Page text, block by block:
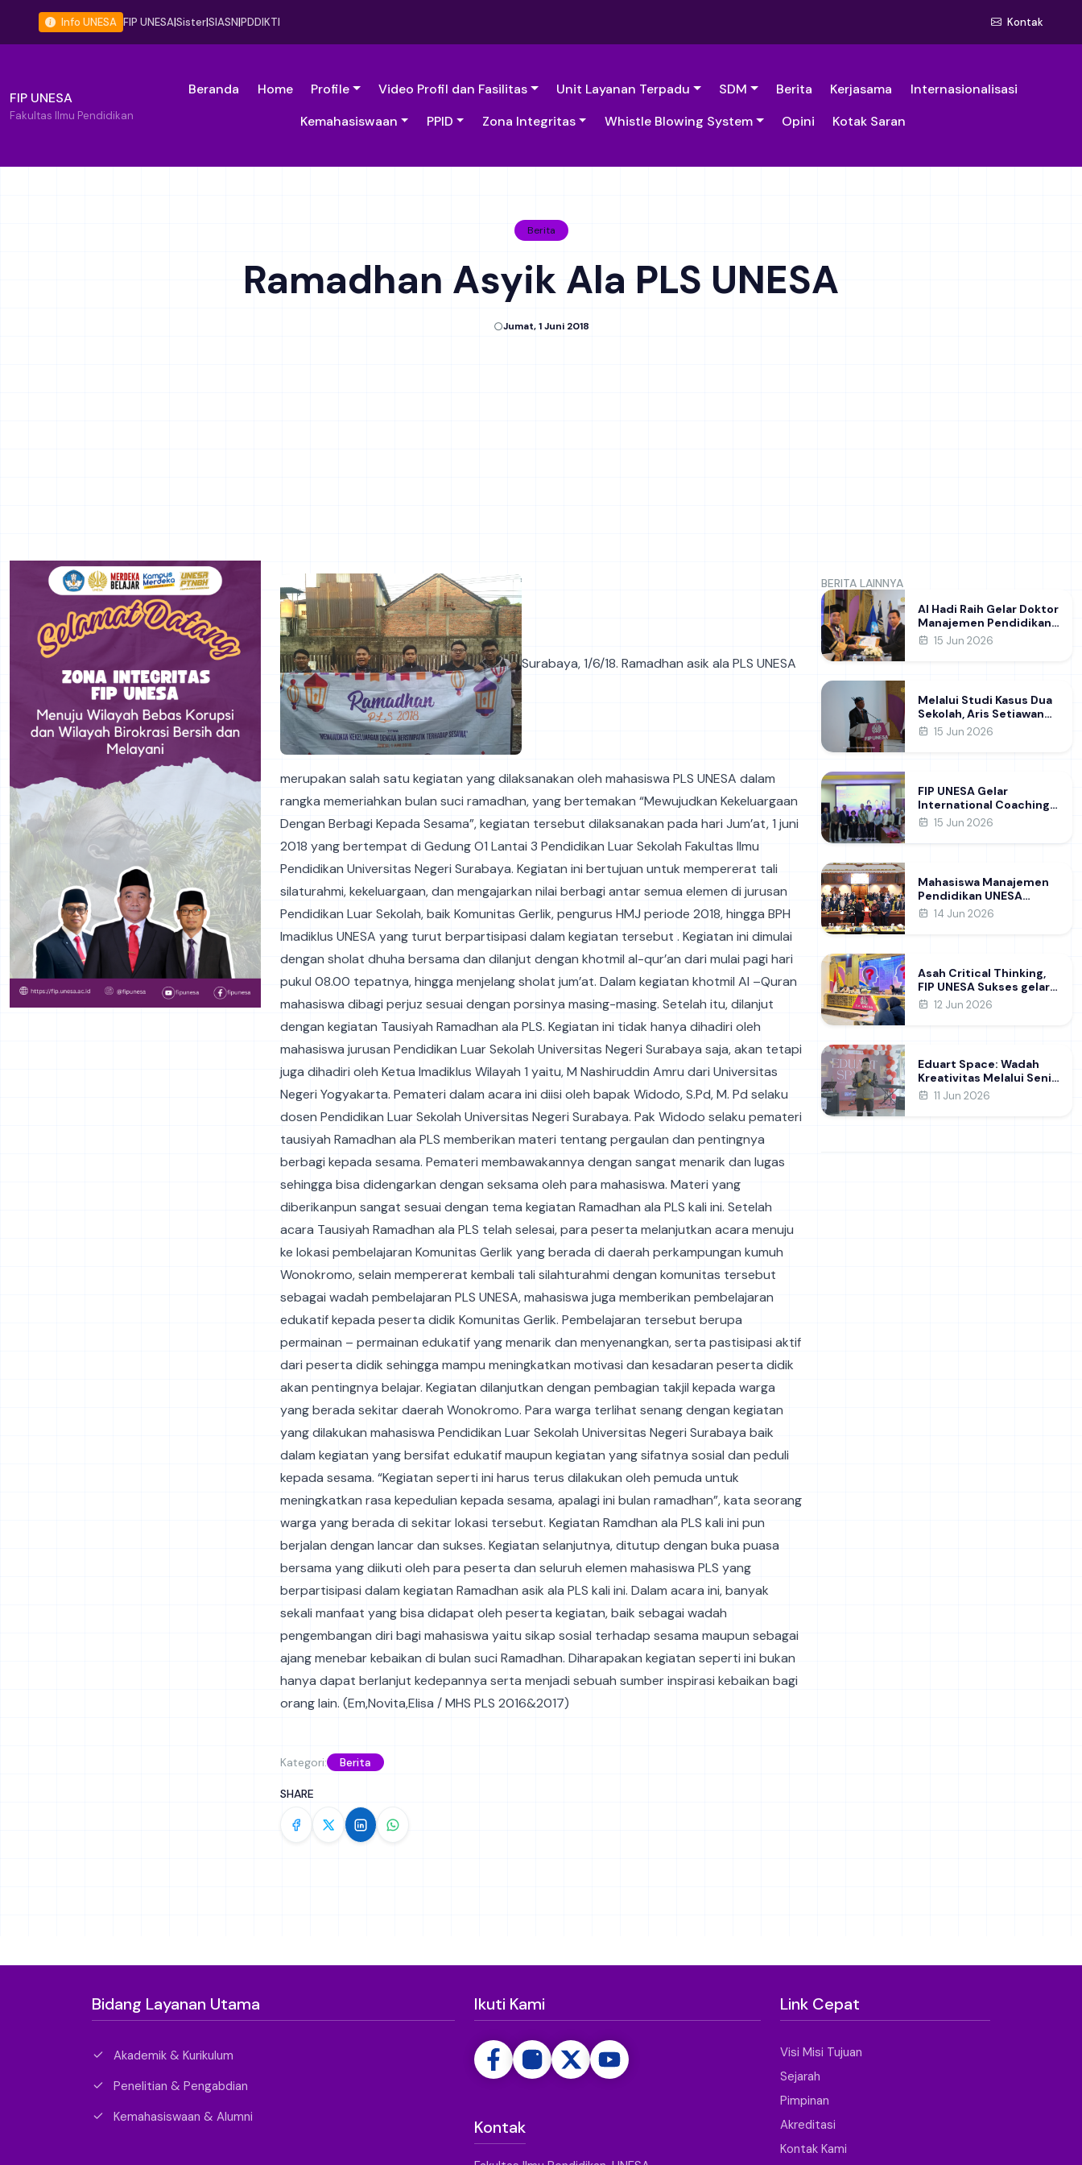
Info UNESA FIP UNESA|Sister|SIASN|PDDIKTI Kontak
FIP UNESA
Fakultas Ilmu Pendidikan
Beranda Home Profile Video Profil dan Fasilitas Unit Layanan Terpadu SDM Berita Kerjasama
Internasionalisasi
Kemahasiswaan
PPID Zona Integritas Whistle Blowing System Opini Kotak Saran
Berita
Ramadhan Asyik Ala PLS UNESA
Jumat, 1 Juni 2018
Surabaya, 1/6/18. Ramadhan asik ala PLS UNESA
merupakan salah satu kegiatan yang dilaksanakan oleh mahasiswa PLS UNESA dalam
rangka memeriahkan bulan suci ramadhan, yang bertemakan “Mewujudkan Kekeluargaan
Dengan Berbagi Kepada Sesama”, kegiatan tersebut dilaksanakan pada hari Jum’at, 1 juni
2018 yang bertempat di Gedung O1 Lantai 3 Pendidikan Luar Sekolah Fakultas Ilmu
Pendidikan Universitas Negeri Surabaya. Kegiatan ini bertujuan untuk mempererat tali
silaturahmi, kekeluargaan, dan mengajarkan nilai berbagi antar semua elemen di jurusan
Pendidikan Luar Sekolah, baik Komunitas Gerlik, pengurus HMJ periode 2018, hingga BPH
Imadiklus UNESA yang turut berpartisipasi dalam kegiatan tersebut . Kegiatan ini dimulai
dengan sholat dhuha bersama dan dilanjut dengan khotmil al-qur’an dari mulai pagi hari
pukul 08.00 tepatnya, hingga menjelang sholat jum’at. Dalam kegiatan khotmil Al –Quran
mahasiswa dibagi perjuz sesuai dengan porsinya masing-masing. Setelah itu, dilanjut
dengan kegiatan Tausiyah Ramadhan ala PLS. Kegiatan ini tidak hanya dihadiri oleh
mahasiswa jurusan Pendidikan Luar Sekolah Universitas Negeri Surabaya saja, akan tetapi
juga dihadiri oleh Ketua Imadiklus Wilayah 1 yaitu, M Nashiruddin Amru dari Universitas
Negeri Yogyakarta. Pemateri dalam acara ini diisi oleh bapak Widodo, S.Pd, M. Pd selaku
dosen Pendidikan Luar Sekolah Universitas Negeri Surabaya. Pak Widodo selaku pemateri
tausiyah Ramadhan ala PLS memberikan materi tentang pergaulan dan pentingnya
berbagi kepada sesama. Pemateri membawakannya dengan sangat menarik dan lugas
sehingga bisa didengarkan dengan seksama oleh para mahasiswa. Materi yang
diberikanpun sangat sesuai dengan tema kegiatan Ramadhan ala PLS kali ini. Setelah
acara Tausiyah Ramadhan ala PLS telah selesai, para peserta melanjutkan acara menuju
ke lokasi pembelajaran Komunitas Gerlik yang berada di daerah perkampungan kumuh
Wonokromo, selain mempererat kembali tali silahturahmi dengan komunitas tersebut
sebagai wadah pembelajaran PLS UNESA, mahasiswa juga memberikan pembelajaran
edukatif kepada peserta didik Komunitas Gerlik. Pembelajaran tersebut berupa
permainan – permainan edukatif yang menarik dan menyenangkan, serta pastisipasi aktif
dari peserta didik sehingga mampu meningkatkan motivasi dan kesadaran peserta didik
akan pentingnya belajar. Kegiatan dilanjutkan dengan pembagian takjil kepada warga
yang berada sekitar daerah Wonokromo. Para warga terlihat senang dengan kegiatan
yang dilakukan mahasiswa Pendidikan Luar Sekolah Universitas Negeri Surabaya baik
dalam kegiatan yang bersifat edukatif maupun kegiatan yang sifatnya sosial dan peduli
kepada sesama. “Kegiatan seperti ini harus terus dilakukan oleh pemuda untuk
meningkatkan rasa kepedulian kepada sesama, apalagi ini bulan ramadhan”, kata seorang
warga yang berada di sekitar lokasi tersebut. Kegiatan Ramdhan ala PLS kali ini pun
berjalan dengan lancar dan sukses. Kegiatan selanjutnya, ditutup dengan buka puasa
bersama yang diikuti oleh para peserta dan seluruh elemen mahasiswa PLS yang
berpartisipasi dalam kegiatan Ramadhan asik ala PLS kali ini. Dalam acara ini, banyak
sekali manfaat yang bisa didapat oleh peserta kegiatan, baik sebagai wadah
pengembangan diri bagi mahasiswa yaitu sikap sosial terhadap sesama maupun sebagai
ajang menebar kebaikan di bulan suci Ramadhan. Diharapakan kegiatan seperti ini bukan
hanya dapat berlanjut kedepannya serta menjadi sebuah sumber inspirasi kebaikan bagi
orang lain. (Em,Novita,Elisa / MHS PLS 2016&2017)
Kategori: Berita
SHARE
BERITA LAINNYA
Al Hadi Raih Gelar Doktor
Manajemen Pendidikan
FIP UNESA melalui Riset
Guru
15 Jun 2026
Melalui Studi Kasus Dua
Sekolah, Aris Setiawan
Raih Gelar Doktor di FIP
Manajemen
15 Jun 2026
FIP UNESA Gelar
International Coaching
Clinic Bersama Pakar
Thailand, Kupas Strategi
SDG 4
15 Jun 2026
Mahasiswa Manajemen
Pendidikan UNESA
Kunjungi DPRD Jatim,
Kebijakan Pendidikan
14 Jun 2026
Asah Critical Thinking,
FIP UNESA Sukses gelar
NUDC dan KDMI 2026
12 Jun 2026
Eduart Space: Wadah
Kreativitas Melalui Seni
dan Prakarya
11 Jun 2026
Bidang Layanan Utama
Akademik & Kurikulum
Penelitian & Pengabdian
Kemahasiswaan & Alumni
Ikuti Kami
Kontak
Link Cepat
Visi Misi Tujuan
Sejarah
Pimpinan
Akreditasi
Kontak Kami